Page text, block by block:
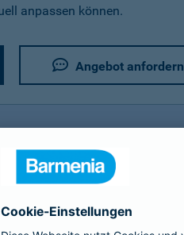
anpassen können.
Angebot anfordern